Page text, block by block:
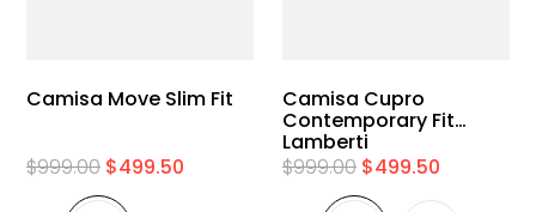
Camisa Move Slim Fit
$999.00 $499.50
Camisa Cupro
Contemporary Fit
Lamberti
$999.00 $499.50